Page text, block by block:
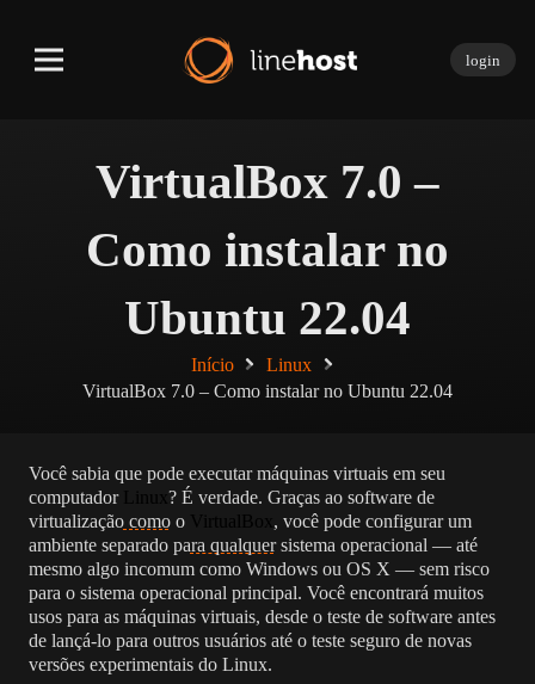
login
VirtualBox 7.0 –
Como instalar no
Ubuntu 22.04
Início
Linux
VirtualBox 7.0 – Como instalar no Ubuntu 22.04
Você sabia que pode executar máquinas virtuais em seu
computador
? É verdade. Graças ao software de
virtualização como o
, você pode configurar um
ambiente separado para qualquer sistema operacional — até
mesmo algo incomum como Windows ou OS X — sem risco
para o sistema operacional principal. Você encontrará muitos
usos para as máquinas virtuais, desde o teste de software antes
de lançá-lo para outros usuários até o teste seguro de novas
versões experimentais do Linux.